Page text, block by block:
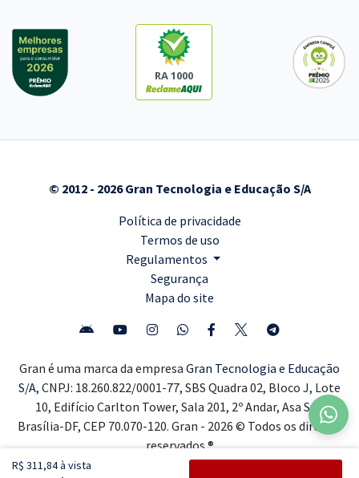
R$ 311,84 à vista
RA 1000
© 2012 - 2026 Gran Tecnologia e Educação S/A
Política de privacidade
Termos de uso
Regulamentos
Segurança
Mapa do site
Gran é uma marca da empresa Gran Tecnologia e Educação
S/A, CNPJ: 18.260.822/0001-77, SBS Quadra 02, Bloco J, Lote
10, Edifício Carlton Tower, Sala 201, 2º Andar, Asa Sul,
Brasília-DF, CEP 70.070-120. Gran - 2026 © Todos os direitos
reservados ®